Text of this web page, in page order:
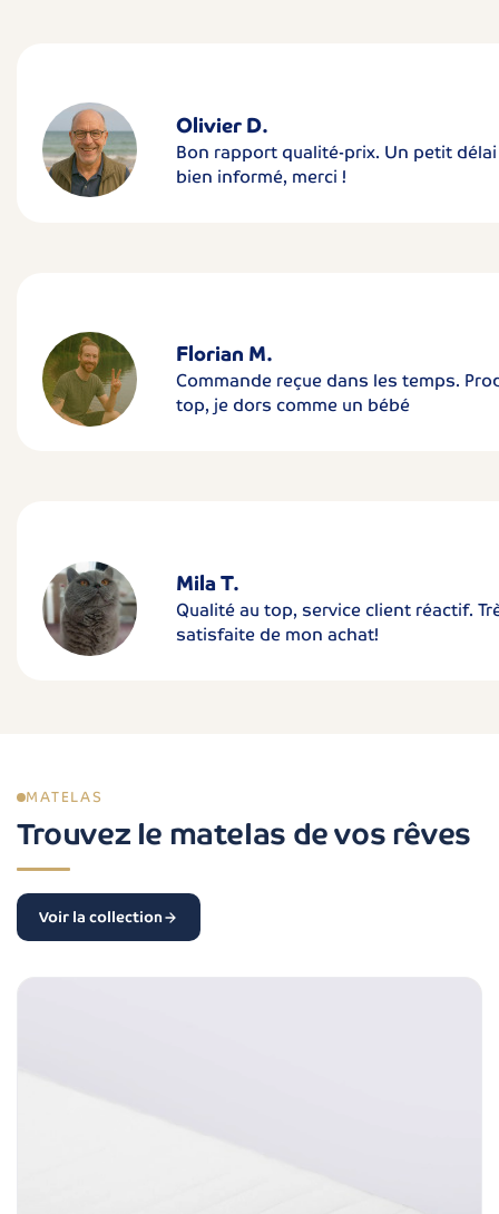
Olivier D.
Bon rapport qualité-prix. Un petit
bien informé, merci !
Florian M.
Commande reçue dans les temps.
top, je dors comme un bébé
Mila T.
Qualité au top, service client réactif.
satisfaite de mon achat!
MATELAS
Trouvez le matelas de vos rêves
Voir la collection